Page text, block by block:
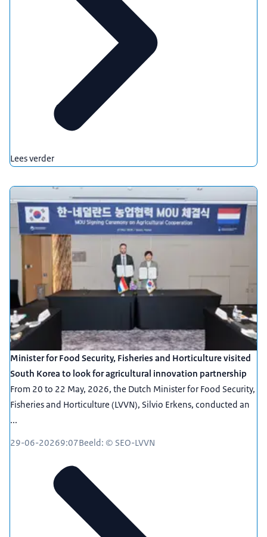
Lees verder
Minister for Food Security, Fisheries and Horticulture visited
South Korea to look for agricultural innovation partnership
From 20 to 22 May, 2026, the Dutch Minister for Food Security,
Fisheries and Horticulture (LVVN), Silvio Erkens, conducted an
...
29-06-20269:07Beeld: © SEO-LVVN